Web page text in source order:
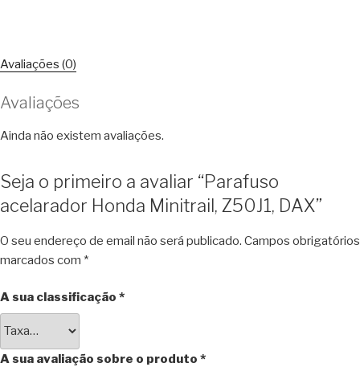
Avaliações (0)
Avaliações
Ainda não existem avaliações.
Seja o primeiro a avaliar “Parafuso
acelarador Honda Minitrail, Z50J1, DAX”
O seu endereço de email não será publicado. Campos obrigatórios
marcados com *
A sua classificação *
A sua avaliação sobre o produto *